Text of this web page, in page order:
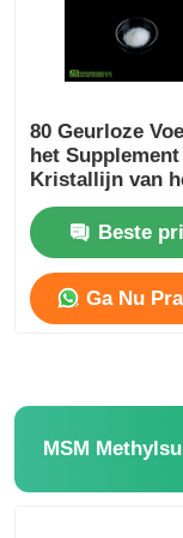
Producten
80 Geurloze
het
Kristallijn van
netwerkmsm
Beste
Ga Nu
MSM